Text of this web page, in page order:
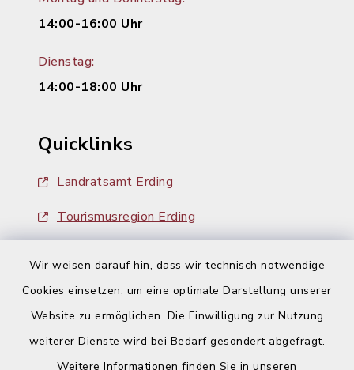
Wir weisen darauf hin, dass wir technisch notwendige
Cookies einsetzen, um eine optimale Darstellung unserer
Website zu ermöglichen. Die Einwilligung zur Nutzung
weiterer Dienste wird bei Bedarf gesondert abgefragt.
Weitere Informationen finden Sie in unseren
14:00-16:00 Uhr
Dienstag:
14:00-18:00 Uhr
Quicklinks
Landratsamt Erding
Tourismusregion Erding